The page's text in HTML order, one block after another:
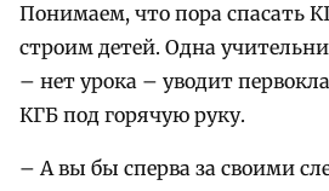
Понимаем, что пора спасать
строим детей. Одна
– нет урока – уводит
КГБ под горячую руку.
– А вы бы сперва за своими